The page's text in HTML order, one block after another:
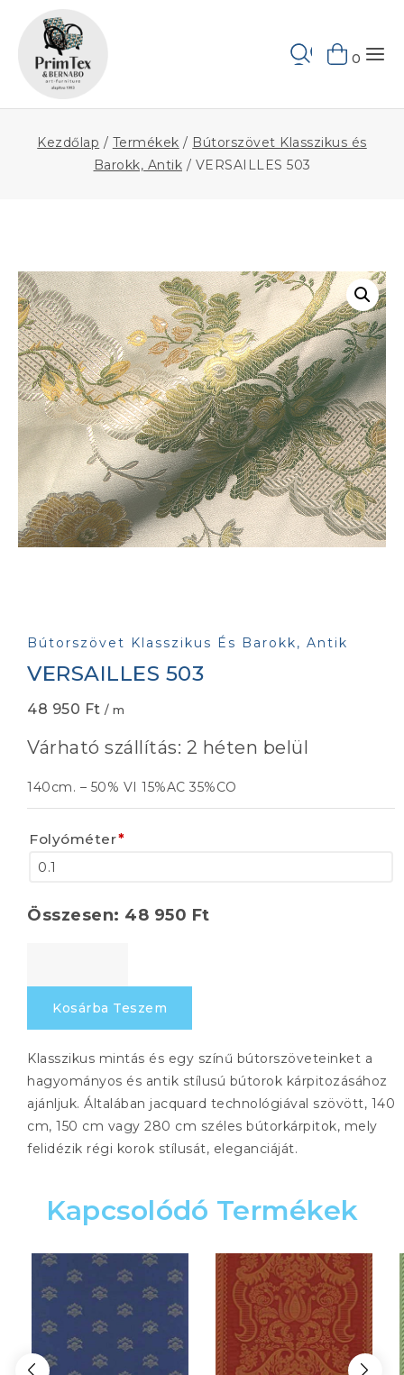
content
0
Kezdőlap / Termékek / Bútorszövet Klasszikus és
Barokk, Antik / VERSAILLES 503
Bútorszövet Klasszikus És Barokk, Antik
VERSAILLES 503
48 950 Ft / m
Várható szállítás: 2 héten belül
140cm. – 50% VI 15%AC 35%CO
Folyóméter*
Összesen: 48 950 Ft
Kosárba Teszem
Klasszikus mintás és egy színű bútorszöveteinket a
hagyományos és antik stílusú bútorok kárpitozásához
ajánljuk. Általában jacquard technológiával szövött, 140
cm, 150 cm vagy 280 cm széles bútorkárpitok, mely
felidézik régi korok stílusát, eleganciáját.
Kapcsolódó Termékek